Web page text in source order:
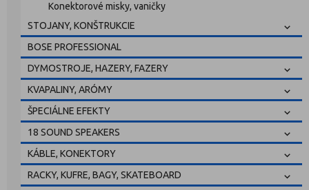
Konektorové misky, vaničky
STOJANY, KONŠTRUKCIE
BOSE PROFESSIONAL
DYMOSTROJE, HAZERY, FAZERY
KVAPALINY, ARÓMY
ŠPECIÁLNE EFEKTY
18 SOUND SPEAKERS
KÁBLE, KONEKTORY
RACKY, KUFRE, BAGY, SKATEBOARD